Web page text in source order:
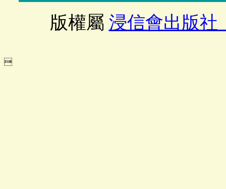
版權屬 浸信會出版社
